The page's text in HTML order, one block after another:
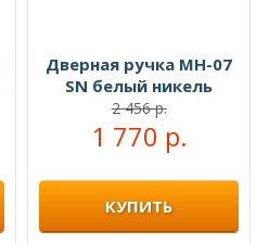
Дверная ручка MH-07
SN белый никель
2 456 р.
1 770 р.
КУПИТЬ